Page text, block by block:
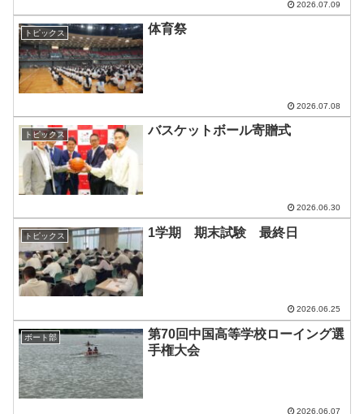
2026.07.09
トピックス 体育祭
2026.07.08
トピックス バスケットボール寄贈式
2026.06.30
トピックス 1学期 期末試験 最終日
2026.06.25
ボート部
第70回中国高等学校ローイング選
手権大会
2026.06.07